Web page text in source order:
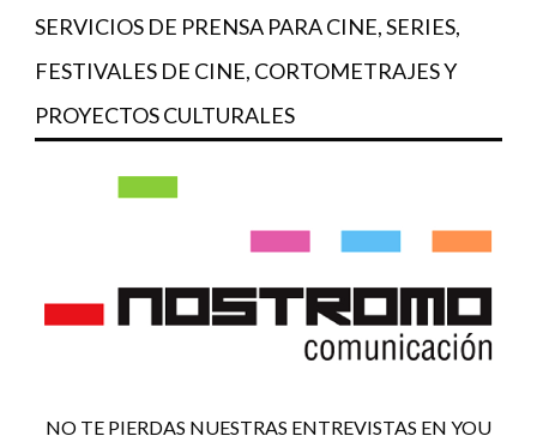
SERVICIOS DE PRENSA PARA CINE, SERIES,
FESTIVALES DE CINE, CORTOMETRAJES Y
PROYECTOS CULTURALES
NO TE PIERDAS NUESTRAS ENTREVISTAS EN YOU